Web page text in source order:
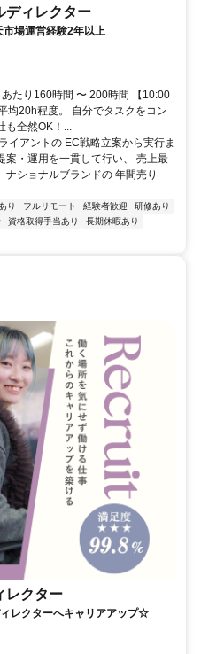
ディレクター
市場運営経験2年以上
たり160時間 〜 200時間 【10:00
均20h程度。 自分でタスクをコン
も全然OK！...
イアントの EC戦略立案から実行ま
案・運用を一貫して行い、 売上最
ショナルブランドの 年間売り
り フルリモート 経験者歓迎
研修あり
資格取得手当あり
長期休暇あり
レクター
レクターへキャリアアップ☆